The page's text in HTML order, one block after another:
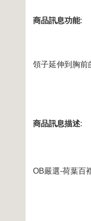
商品訊息功能:
領子延伸到胸前
商品訊息描述:
OB嚴選-荷葉百